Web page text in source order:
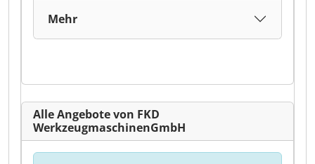
Mehr
Alle Angebote von FKD
WerkzeugmaschinenGmbH